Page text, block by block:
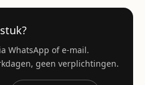
WhatsApp of e-mail.
geen verplichtingen.